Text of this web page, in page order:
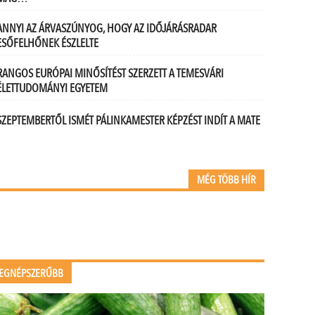
AZ ÁRVASZÚNYOG, HOGY AZ IDŐJÁRÁSRADAR
ÉSZLELTE
EURÓPAI MINŐSÍTÉST SZERZETT A TEMESVÁRI
EGYETEM
ISMÉT PÁLINKAMESTER KÉPZÉST INDÍT A MATE
MÉG TÖBB HÍR